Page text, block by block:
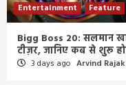
Entertainment Feature
Bigg Boss 20: सलमान
टीज़र, जानिए कब से शुरू
3 days ago Arvind Rajak